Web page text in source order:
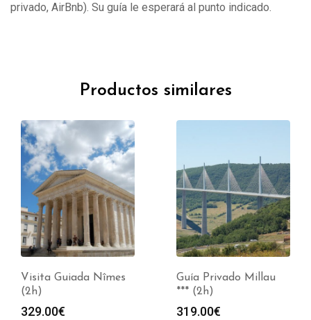
privado, AirBnb). Su guía le esperará al punto indicado.
Productos similares
Visita Guiada Nîmes
(2h)
329.00€
Guía Privado Millau
*** (2h)
319.00€